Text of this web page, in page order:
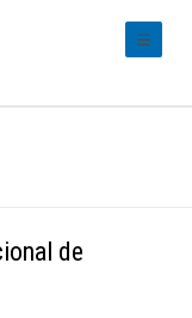
de